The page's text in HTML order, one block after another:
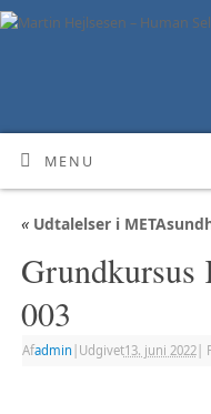
MENU
«Udtalelser i
003
Afadmin Udgivet13. juni 2022|